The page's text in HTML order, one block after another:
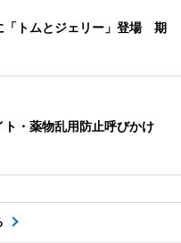
「トムとジェリー」登場 期
ト・薬物乱用防止呼びかけ